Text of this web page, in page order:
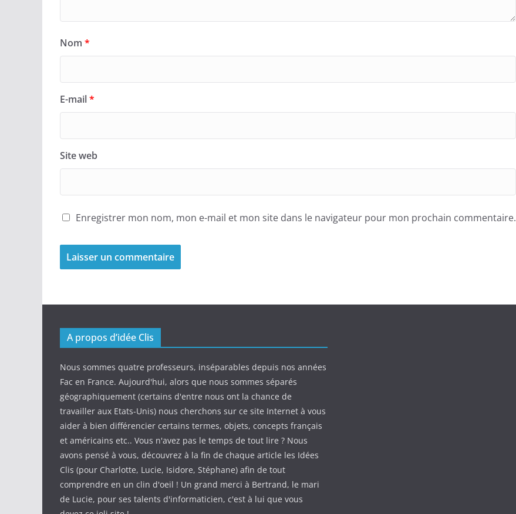
Nom *
E-mail*
Site web
Enregistrer mon nom, mon e-mail et mon site dans le navigateur pour mon prochain commentaire.
A propos d’idée Clis
Nous sommes quatre professeurs, inséparables depuis nos années
Fac en France. Aujourd'hui, alors que nous sommes séparés
géographiquement (certains d'entre nous ont la chance de
travailler aux Etats-Unis) nous cherchons sur ce site Internet à vous
aider à bien différencier certains termes, objets, concepts français
et américains etc.. Vous n'avez pas le temps de tout lire ? Nous
avons pensé à vous, découvrez à la fin de chaque article les Idées
Clis (pour Charlotte, Lucie, Isidore, Stéphane) afin de tout
comprendre en un clin d'oeil ! Un grand merci à Bertrand, le mari
de Lucie, pour ses talents d'informaticien, c'est à lui que vous